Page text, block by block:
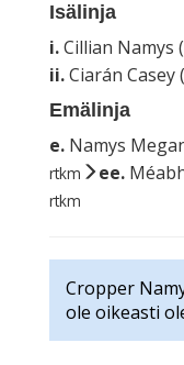
Isälinja
i.Cillian Namys (
ii.Ciarán Casey (
Emälinja
e. Namys
rtkm
ee.
rtkm
Cropper
ole oikeasti